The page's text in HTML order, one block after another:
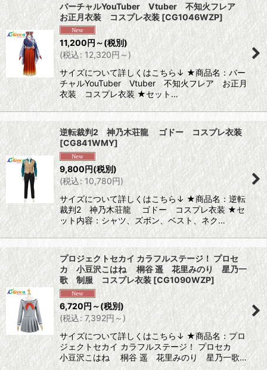
バーチャルYouTuber Vtuber 不知火フレア
お正月衣装 コスプレ衣装[CG1046WZP]
11,200円～(税別)
(税込: 12,320円～)
サイズについて詳しくはこちら↓ ★商品名：バー
チャルYouTuber Vtuber 不知火フレア お正月
衣装 コスプレ衣装 ★セット…
逆転裁判2 神乃木荘龍 ゴドー コスプレ衣装
[CG841WMY]
9,800円(税別)
(税込: 10,780円)
サイズについて詳しくはこちら↓ ★商品名：逆転
裁判2 神乃木荘龍 ゴドー コスプレ衣装 ★セ
ット内容：シャツ、ズボン、ベスト、ネク…
プロジェクトセカイ カラフルステージ！ プロセ
カ 小豆沢こはね 桐谷 遥 花里みのり 星乃一
歌 制服 コスプレ衣装[CG1090WZP]
6,720円～(税別)
(税込: 7,392円～)
サイズについて詳しくはこちら↓ ★商品名：プロ
ジェクトセカイ カラフルステージ！ プロセカ
小豆沢こはね 桐谷 遥 花里みのり 星乃一歌…